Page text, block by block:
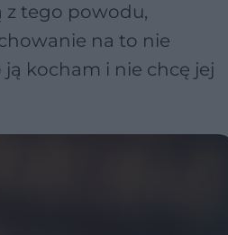
z tego powodu,
na to nie
kocham i nie chcę jej